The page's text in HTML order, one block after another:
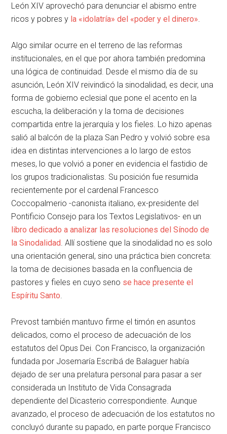
León XIV aprovechó para denunciar el abismo entre
ricos y pobres y la «idolatría» del «poder y el dinero»
Algo similar ocurre en el terreno de las reformas
institucionales, en el que por ahora también predomina
una lógica de continuidad. Desde el mismo día de su
asunción, León XIV reivindicó la sinodalidad, es decir, una
forma de gobierno eclesial que pone el acento en la
escucha, la deliberación y la toma de decisiones
compartida entre la jerarquía y los fieles. Lo hizo apenas
salió al balcón de la plaza San Pedro y volvió sobre esa
idea en distintas intervenciones a lo largo de estos
meses, lo que volvió a poner en evidencia el fastidio de
los grupos tradicionalistas. Su posición fue resumida
recientemente por el cardenal Francesco
Coccopalmerio -canonista italiano, ex-presidente del
Pontificio Consejo para los Textos Legislativos- en un
libro dedicado a analizar las resoluciones del Sínodo de
la Sinodalidad . Allí sostiene que la sinodalidad no es solo
una orientación general, sino una práctica bien concreta:
la toma de decisiones basada en la confluencia de
pastores y fieles en cuyo seno se hace presente el
Espíritu Santo
Prevost también mantuvo firme el timón en asuntos
delicados, como el proceso de adecuación de los
estatutos del Opus Dei. Con Francisco, la organización
fundada por Josemaría Escribá de Balaguer había
dejado de ser una prelatura personal para pasar a ser
considerada un Instituto de Vida Consagrada
dependiente del Dicasterio correspondiente. Aunque
avanzado, el proceso de adecuación de los estatutos no
concluyó durante su papado, en parte porque Francisco